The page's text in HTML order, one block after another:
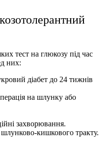
тест на глюкозу під час
них:
діабет до 24 тижнів
на шлунку або
захворювання.
кишкового тракту.